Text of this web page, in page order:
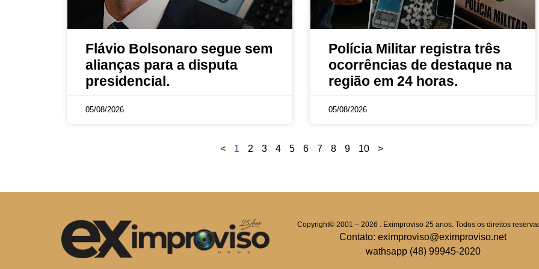
Flávio Bolsonaro segue sem
alianças para a disputa
presidencial.
05/08/2026
Polícia Militar registra três
ocorrências de destaque na
região em 24 horas.
05/08/2026
< 1 2 3 4 5 6 7 8 9 10 >
Copyright© 2001 – 2026 . Eximproviso 25 anos. Todos os direitos
Contato: eximproviso@eximproviso.net
wathsapp (48) 99945-2020